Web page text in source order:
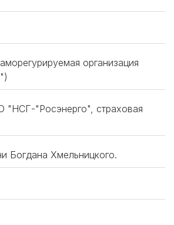
организация
"Росэнерго", страховая
Богдана Хмельницкого.